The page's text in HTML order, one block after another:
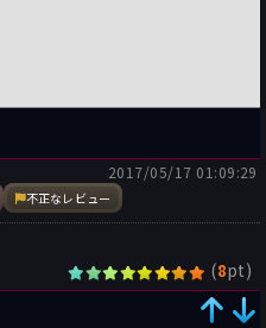
不正なレビュー
2017/05/17 01:09:29
(8pt)